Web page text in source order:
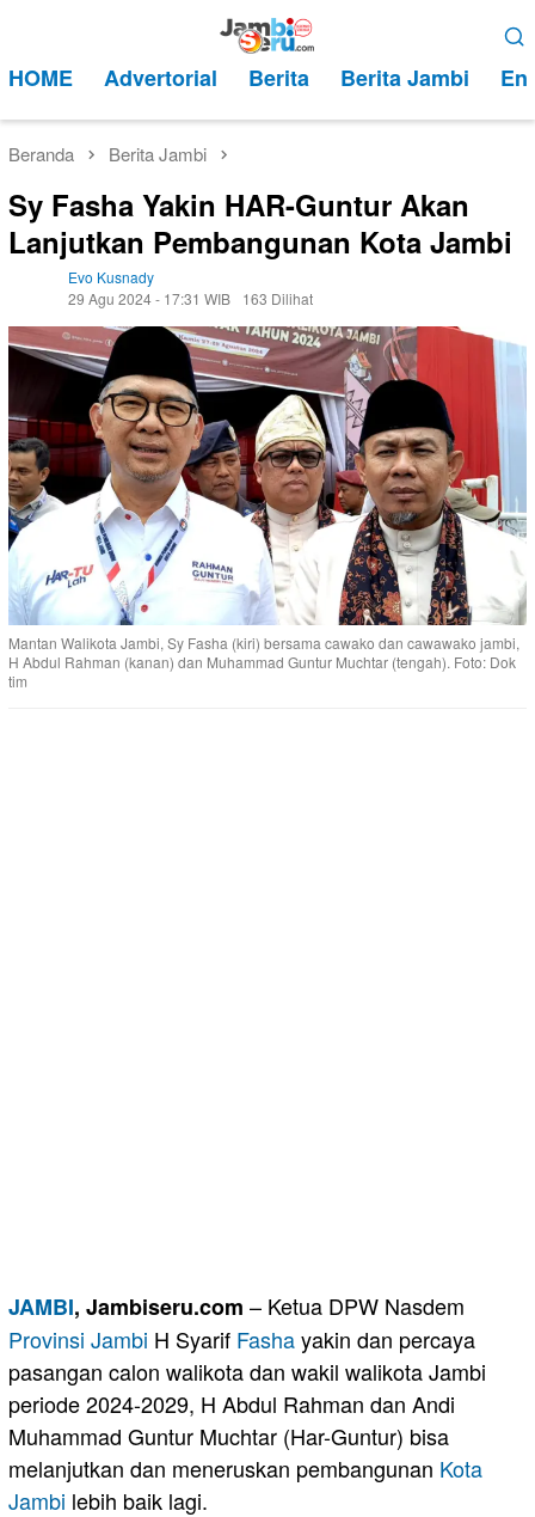
kontenMobile
HOME Advertorial Berita Berita Jambi
Beranda Berita Jambi
Sy Fasha Yakin HAR-Guntur Akan
Lanjutkan Pembangunan Kota Jambi
Evo Kusnady
29 Agu 2024 - 17:31 WIB
163 Dilihat
Mantan Walikota Jambi, Sy Fasha (kiri) bersama cawako dan cawawako jambi,
H Abdul Rahman (kanan) dan Muhammad Guntur Muchtar (tengah). Foto: Dok
tim
JAMBI, Jambiseru.com – Ketua DPW Nasdem
Provinsi Jambi H Syarif Fashayakin dan percaya
pasangan calon walikota dan wakil walikota Jambi
periode 2024-2029, H Abdul Rahman dan Andi
Muhammad Guntur Muchtar (Har-Guntur) bisa
melanjutkan dan meneruskan pembangunan Kota
Jambi lebih baik lagi.